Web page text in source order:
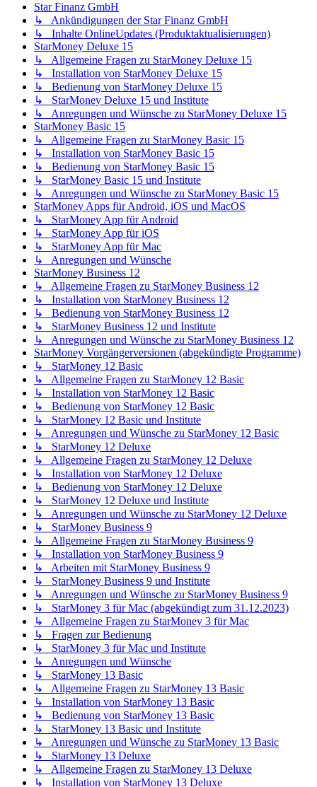
Star Finanz GmbH
↳ Ankündigungen der Star Finanz GmbH
↳ Inhalte OnlineUpdates (Produktaktualisierungen)
StarMoney Deluxe 15
↳ Allgemeine Fragen zu StarMoney Deluxe 15
↳ Installation von StarMoney Deluxe 15
↳ Bedienung von StarMoney Deluxe 15
↳ StarMoney Deluxe 15 und Institute
↳ Anregungen und Wünsche zu StarMoney Deluxe 15
StarMoney Basic 15
↳ Allgemeine Fragen zu StarMoney Basic 15
↳ Installation von StarMoney Basic 15
↳ Bedienung von StarMoney Basic 15
↳ StarMoney Basic 15 und Institute
↳ Anregungen und Wünsche zu StarMoney Basic 15
StarMoney Apps für Android, iOS und MacOS
↳ StarMoney App für Android
↳ StarMoney App für iOS
↳ StarMoney App für Mac
↳ Anregungen und Wünsche
StarMoney Business 12
↳ Allgemeine Fragen zu StarMoney Business 12
↳ Installation von StarMoney Business 12
↳ Bedienung von StarMoney Business 12
↳ StarMoney Business 12 und Institute
↳ Anregungen und Wünsche zu StarMoney Business 12
StarMoney Vorgängerversionen (abgekündigte Programme)
↳ StarMoney 12 Basic
↳ Allgemeine Fragen zu StarMoney 12 Basic
↳ Installation von StarMoney 12 Basic
↳ Bedienung von StarMoney 12 Basic
↳ StarMoney 12 Basic und Institute
↳ Anregungen und Wünsche zu StarMoney 12 Basic
↳ StarMoney 12 Deluxe
↳ Allgemeine Fragen zu StarMoney 12 Deluxe
↳ Installation von StarMoney 12 Deluxe
↳ Bedienung von StarMoney 12 Deluxe
↳ StarMoney 12 Deluxe und Institute
↳ Anregungen und Wünsche zu StarMoney 12 Deluxe
↳ StarMoney Business 9
↳ Allgemeine Fragen zu StarMoney Business 9
↳ Installation von StarMoney Business 9
↳ Arbeiten mit StarMoney Business 9
↳ StarMoney Business 9 und Institute
↳ Anregungen und Wünsche zu StarMoney Business 9
↳ StarMoney 3 für Mac (abgekündigt zum 31.12.2023)
↳ Allgemeine Fragen zu StarMoney 3 für Mac
↳ Fragen zur Bedienung
↳ StarMoney 3 für Mac und Institute
↳ Anregungen und Wünsche
↳ StarMoney 13 Basic
↳ Allgemeine Fragen zu StarMoney 13 Basic
↳ Installation von StarMoney 13 Basic
↳ Bedienung von StarMoney 13 Basic
↳ StarMoney 13 Basic und Institute
↳ Anregungen und Wünsche zu StarMoney 13 Basic
↳ StarMoney 13 Deluxe
↳ Allgemeine Fragen zu StarMoney 13 Deluxe
↳ Installation von StarMoney 13 Deluxe